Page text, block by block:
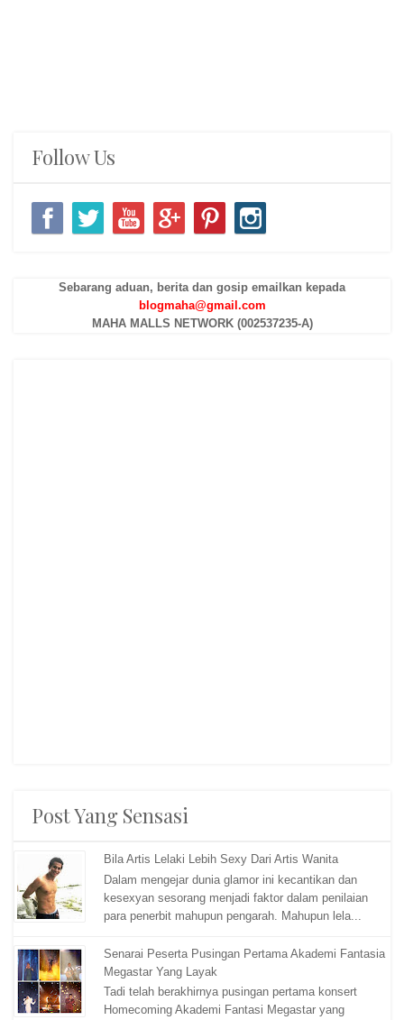
Follow Us
Sebarang aduan, berita dan gosip emailkan kepada
blogmaha@gmail.com
MAHA MALLS NETWORK (002537235-A)
Post Yang Sensasi
Bila Artis Lelaki Lebih Sexy Dari Artis Wanita
Dalam mengejar dunia glamor ini kecantikan dan
kesexyan sesorang menjadi faktor dalam penilaian
para penerbit mahupun pengarah. Mahupun lela...
Senarai Peserta Pusingan Pertama Akademi Fantasia
Megastar Yang Layak
Tadi telah berakhirnya pusingan pertama konsert
Homecoming Akademi Fantasi Megastar yang